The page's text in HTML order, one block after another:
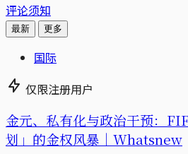
评论须知
最新 更多
国际
仅限注册用户
金元、私有化与政治干预：
划」的金权风暴｜Whatsnew